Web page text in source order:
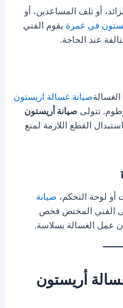
أو تلف المساعدين، أو
في غمرة يقوم الفني
عند الحاجة.
صيانة غسالة اريستون
تتولىصيانة أريستون
القطع اللازمة لمنع
لوحة التحكم، صيانة
الفني المختص فحص
عمل الغسالة بسلاسة.
أريستون